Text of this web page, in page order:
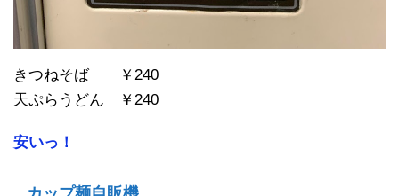
きつねそば ￥240
天ぷらうどん ￥240
安いっ！